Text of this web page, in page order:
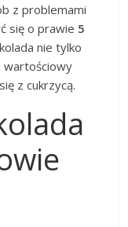
z problemami
się o prawie 5
nie tylko
wartościowy
z cukrzycą.